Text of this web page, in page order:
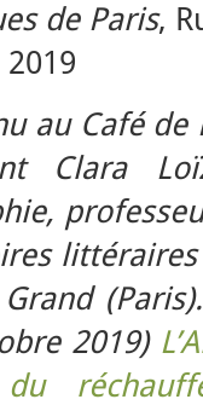
de Paris,
au Café de
Clara
2019)